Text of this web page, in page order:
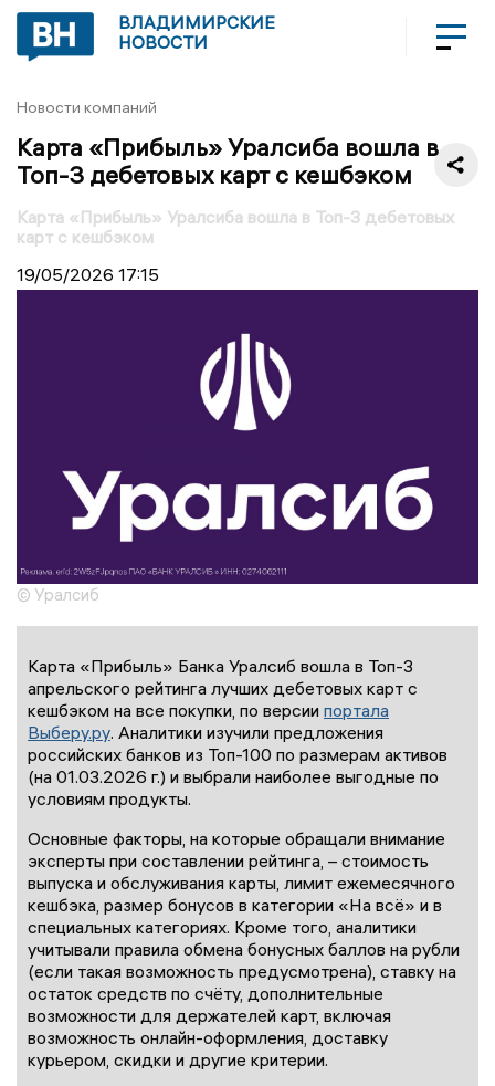
ВЛАДИМИРСКИЕ
НОВОСТИ
Новости компаний
Карта «Прибыль» Уралсиба вошла в
Топ-3 дебетовых карт с кешбэком
Карта «Прибыль» Уралсиба вошла в Топ-3 дебетовых
карт с кешбэком
19/05/2026 17:15
© Уралсиб
Карта «Прибыль» Банка Уралсиб вошла в Топ-3
апрельского рейтинга лучших дебетовых карт с
кешбэком на все покупки, по версии портала
Выберу.ру. Аналитики изучили предложения
российских банков из Топ-100 по размерам активов
(на 01.03.2026 г.) и выбрали наиболее выгодные по
условиям продукты.
Основные факторы, на которые обращали внимание
эксперты при составлении рейтинга, – стоимость
выпуска и обслуживания карты, лимит ежемесячного
кешбэка, размер бонусов в категории «На всё» и в
специальных категориях. Кроме того, аналитики
учитывали правила обмена бонусных баллов на рубли
(если такая возможность предусмотрена), ставку на
остаток средств по счёту, дополнительные
возможности для держателей карт, включая
возможность онлайн-оформления, доставку
курьером, скидки и другие критерии.